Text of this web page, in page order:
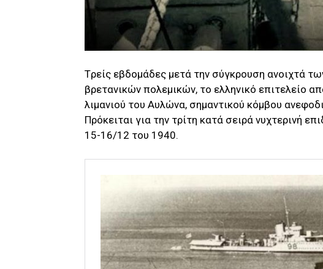
Tρείς εβδομάδες μετά την σύγκρουση ανοιχτά
βρετανικών πολεμικών, το ελληνικό επιτελείο
λιμανιού του Αυλώνα, σημαντικού κόμβου
Πρόκειται για την τρίτη κατά σειρά νυχτερινή
15-16/12 του 1940.